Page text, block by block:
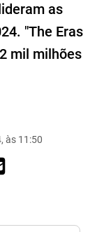
as
"The Eras
mil milhões
às 11:50